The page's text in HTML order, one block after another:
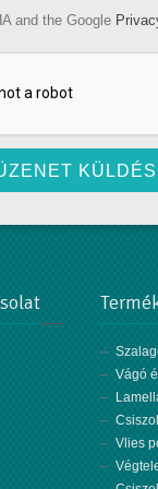
and the Google
odio.
Vágó
Vlies